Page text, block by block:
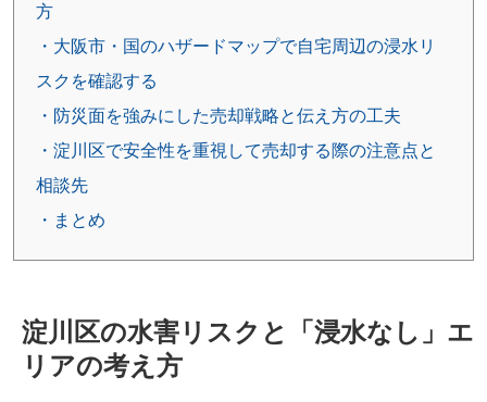
方
・大阪市・国のハザードマップで自宅周辺の浸水リ
スクを確認する
・防災面を強みにした売却戦略と伝え方の工夫
・淀川区で安全性を重視して売却する際の注意点と
相談先
・まとめ
淀川区の水害リスクと「浸水なし」エ
リアの考え方